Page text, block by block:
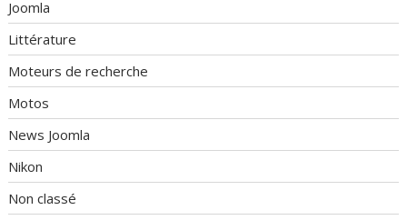
Joomla
Littérature
Moteurs de recherche
Motos
News Joomla
Nikon
Non classé